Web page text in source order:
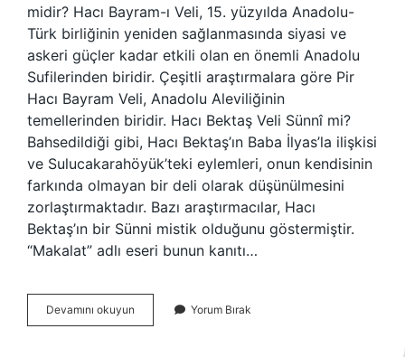
midir? Hacı Bayram-ı Veli, 15. yüzyılda Anadolu-
Türk birliğinin yeniden sağlanmasında siyasi ve
askeri güçler kadar etkili olan en önemli Anadolu
Sufilerinden biridir. Çeşitli araştırmalara göre Pir
Hacı Bayram Veli, Anadolu Aleviliğinin
temellerinden biridir. Hacı Bektaş Veli Sünnî mi?
Bahsedildiği gibi, Hacı Bektaş’ın Baba İlyas’la ilişkisi
ve Sulucakarahöyük’teki eylemleri, onun kendisinin
farkında olmayan bir deli olarak düşünülmesini
zorlaştırmaktadır. Bazı araştırmacılar, Hacı
Bektaş’ın bir Sünni mistik olduğunu göstermiştir.
“Makalat” adlı eseri bunun kanıtı…
Devamını okuyun
Bayram
Yorum Bırak